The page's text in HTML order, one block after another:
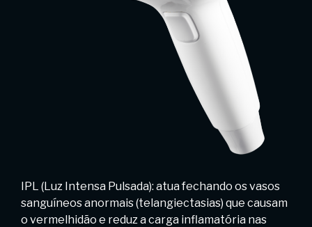
IPL (Luz Intensa Pulsada): atua fechando os vasos
sanguíneos anormais (telangiectasias) que causam
o vermelhidão e reduz a carga inflamatória nas